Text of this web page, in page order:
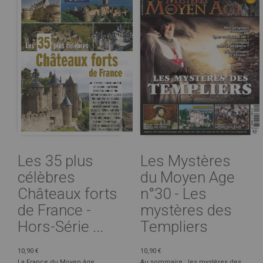
Les 35 plus
célèbres
Châteaux forts
de France -
Hors-Série ...
10,90 €
Les Mystères
du Moyen Age
n°30 - Les
mystères des
Templiers
10,90 €